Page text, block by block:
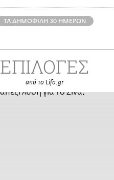
ΤΑ ΔΗΜΟΦΙΛΗ 30 ΗΜΕΡΩΝ
ΕΠΙΛΟΓΕΣ
από το Lifo.gr